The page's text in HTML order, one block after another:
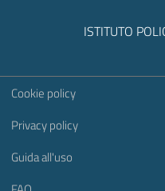
ISTITUTO
Sezione Link
Cookie policy
Privacy policy
Guida all'uso